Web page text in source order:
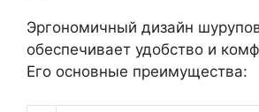
Эргономичный дизайн
обеспечивает удобство и
Его основные преимущества: